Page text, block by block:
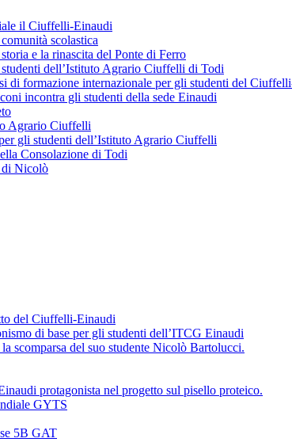
il Ciuffelli-Einaudi
scolastica
e la rinascita del Ponte di Ferro
dell’Istituto Agrario Ciuffelli di Todi
di formazione internazionale per gli studenti del
incontra gli studenti della sede Einaudi
Agrario Ciuffelli
gli studenti dell’Istituto Agrario Ciuffelli
Consolazione di Todi
di Nicolò
del Ciuffelli-Einaudi
di base per gli studenti dell’ITCG Einaudi
scomparsa del suo studente Nicolò Bartolucci.
protagonista nel progetto sul pisello proteico.
GYTS
5B GAT